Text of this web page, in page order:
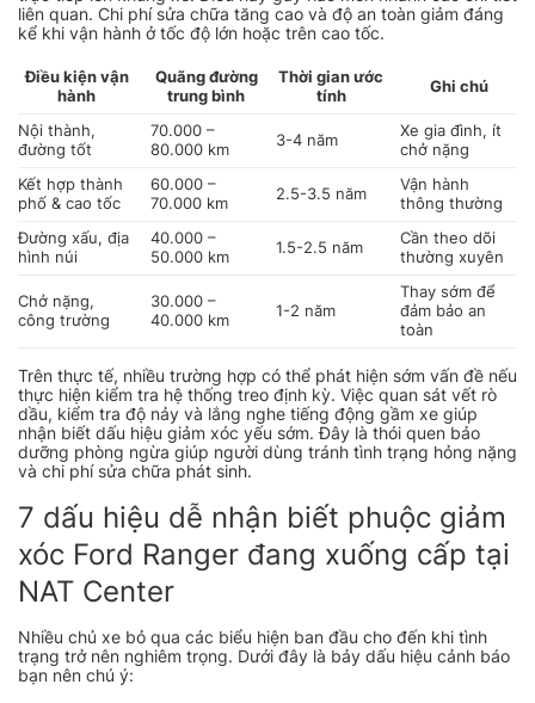
liên quan. Chi phí sửa chữa tăng cao và độ an toàn giảm đáng
kể khi vận hành ở tốc độ lớn hoặc trên cao tốc.
Điều kiện vận
hành
Quãng đường
trung bình
Thời gian ước
tính
Ghi chú
Nội thành,
đường tốt
70.000 –
80.000 km
3-4 năm
Xe gia đình, ít
chở nặng
Kết hợp thành
phố & cao tốc
60.000 –
70.000 km
2.5-3.5 năm
Vận hành
thông thường
Đường xấu, địa
hình núi
40.000 –
50.000 km
1.5-2.5 năm
Cần theo dõi
thường xuyên
Chở nặng,
công trường
30.000 –
40.000 km
1-2 năm
Thay sớm để
đảm bảo an
toàn
Trên thực tế, nhiều trường hợp có thể phát hiện sớm vấn đề nếu
thực hiện kiểm tra hệ thống treo định kỳ. Việc quan sát vết rò
dầu, kiểm tra độ nảy và lắng nghe tiếng động gầm xe giúp
nhận biết dấu hiệu giảm xóc yếu sớm. Đây là thói quen bảo
dưỡng phòng ngừa giúp người dùng tránh tình trạng hỏng nặng
và chi phí sửa chữa phát sinh.
7 dấu hiệu dễ nhận biết phuộc giảm
xóc Ford Ranger đang xuống cấp tại
NAT Center
Nhiều chủ xe bỏ qua các biểu hiện ban đầu cho đến khi tình
trạng trở nên nghiêm trọng. Dưới đây là bảy dấu hiệu cảnh báo
bạn nên chú ý: